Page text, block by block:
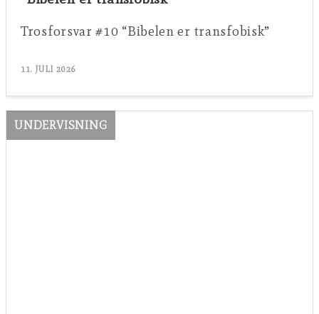
Trosforsvar #10 “Bibelen er transfobisk”
11. JULI 2026
UNDERVISNING